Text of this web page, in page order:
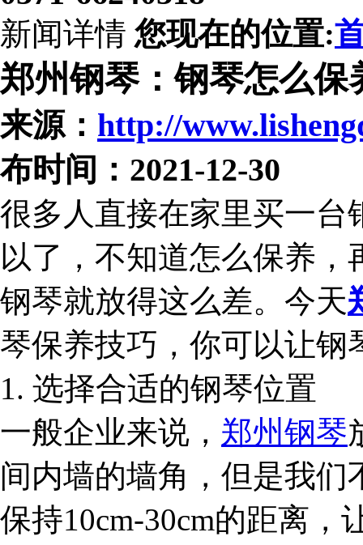
新闻详情 您现在的位置:
郑州钢琴：钢琴怎么保
来源： http://
布时间：2021-12-30
很多人直接在家里买一台
以了，不知道怎么保养
钢琴就放得这么差。今天
琴保养技巧，你可以让钢
1. 选择合适的钢琴位置
一般企业来说， 郑州钢琴
间内墙的墙角，但是我
保持10cm-30cm的距离